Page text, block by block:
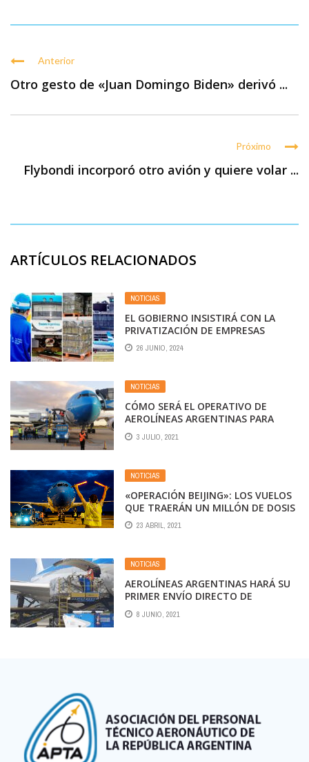
Anterior
Otro gesto de «Juan Domingo Biden» derivó ...
Próximo
Flybondi incorporó otro avión y quiere volar ...
ARTÍCULOS RELACIONADOS
NOTICIAS
EL GOBIERNO INSISTIRÁ CON LA
PRIVATIZACIÓN DE EMPRESAS
PÚBLICAS
26 JUNIO, 2024
NOTICIAS
CÓMO SERÁ EL OPERATIVO DE
AEROLÍNEAS ARGENTINAS PARA
TRAER LAS NUEVAS VACUNAS DE
SINOPHARM
3 JULIO, 2021
NOTICIAS
«OPERACIÓN BEIJING»: LOS VUELOS
QUE TRAERÁN UN MILLÓN DE DOSIS
DE LA VACUNA SINOPHARM
23 ABRIL, 2021
NOTICIAS
AEROLÍNEAS ARGENTINAS HARÁ SU
PRIMER ENVÍO DIRECTO DE
VACUNAS A PARAGUAY
8 JUNIO, 2021